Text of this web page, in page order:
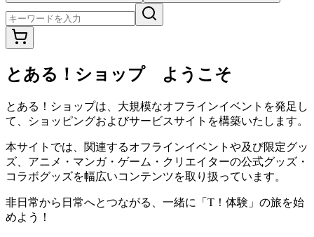
とある！ショップ ようこそ
とある！ショップは、大規模なオフラインイベントを発足し
て、ショッピングおよびサービスサイトを構築いたします。
本サイトでは、関連するオフラインイベントや及び限定グッ
ズ、アニメ・マンガ・ゲーム・クリエイターの公式グッズ・
コラボグッズを幅広いコンテンツを取り扱っています。
非日常から日常へとつながる、一緒に「T！体験」の旅を始
めよう！